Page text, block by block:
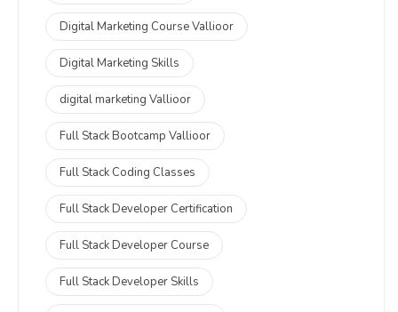
Digital Marketing Course Vallioor
Digital Marketing Skills
digital marketing Vallioor
Full Stack Bootcamp Vallioor
Full Stack Coding Classes
Full Stack Developer Certification
Full Stack Developer Course
Full Stack Developer Skills